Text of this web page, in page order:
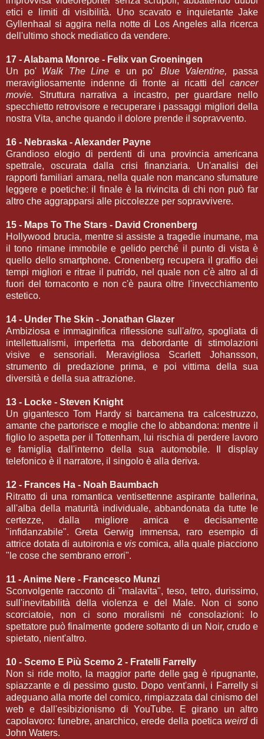
etici e limiti di visibilità. Uno scavato e inquietante Jake
Gyllenhaal si aggira nella notte di Los Angeles alla ricerca
dell'ultimo shock mediatico da vendere.
17 - Alabama Monroe - Felix van Groeningen
Un po' Walk The Linee un po' Blue Valentine, passa
meravigliosamente indenne di fronte ai ricatti del cancer
movie. Struttura narrativa a incastro, per guardare nello
specchietto retrovisore e recuperare i passaggi migliori della
nostra Vita, anche quando il dolore prende il sopravvento.
16 - Nebraska - Alexander Payne
Grandioso elogio di perdenti di una provincia americana
spettrale, oscurata dalla crisi finanziaria. Un'analisi dei
rapporti familiari amara, nella quale non mancano sfumature
leggere e poetiche: il finale è la rivincita di chi non può far
altro che aggrapparsi alle piccolezze per sopravvivere.
15 - Maps To The Stars - David Cronenberg
Hollywood brucia, mentre si assiste a tragedie inumane, ma
il tono rimane immobile e gelido perché il punto di vista è
quello dello smartphone. Cronenberg recupera il graffio dei
tempi migliori e ritrae il putrido, nel quale non c'è altro al di
fuori del tornaconto e non c'è paura oltre l'invecchiamento
estetico.
14 - Under The Skin - Jonathan Glazer
Ambiziosa e immaginifica riflessione sull'altro,spogliata di
intellettualismi, imperfetta ma debordante di stimolazioni
visive e sensoriali. Meravigliosa Scarlett Johansson,
strumento di predazione prima, e poi vittima della sua
diversità e della sua attrazione.
13 - Locke - Steven Knight
Un gigantesco Tom Hardy si barcamena tra calcestruzzo,
amante che partorisce e moglie che lo abbandona: mentre il
figlio lo aspetta per il Tottenham, lui rischia di perdere lavoro
e famiglia dall'interno della sua automobile. Il display
telefonico è il narratore, il singolo è alla deriva.
12 - Frances Ha - Noah Baumbach
Ritratto di una romantica ventisettenne aspirante ballerina,
all'alba della maturità individuale, abbandonata da tutte le
certezze, dalla migliore amica e decisamente
"infidanzabile". Greta Gerwig immensa, raro esempio di
attrice dotata di autoironia e viscomica, alla quale piacciono
"le cose che sembrano errori".
11 - Anime Nere - Francesco Munzi
Sconvolgente racconto di "malavita", teso, tetro, durissimo,
sull'inevitabilità della violenza e del Male. Non ci sono
scorciatoie, non ci sono moralismi né consolazioni: lo
spettatore può finalmente godere soltanto di un Noir, crudo e
spietato, nient'altro.
10 - Scemo E Più Scemo 2 - Fratelli Farrelly
Non si ride molto, la maggior parte delle gag è ripugnante,
spiazzante e di pessimo gusto. Dopo vent'anni, i Farrelly si
adeguano alla morte del comico, rimpiazzata dal cinismo del
web e dall'esibizionismo di YouTube. E girano un altro
capolavoro: funebre, anarchico, erede della poeticaweirddi
John Waters.